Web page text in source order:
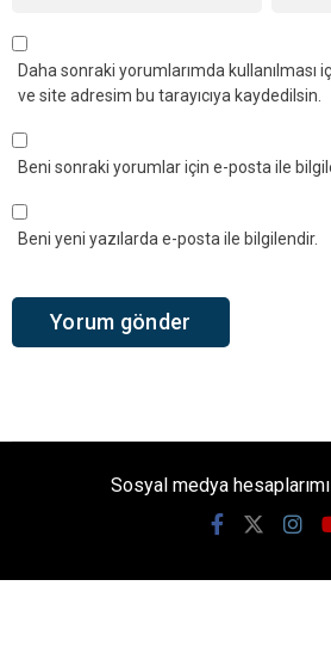
Daha sonraki yorumlarımda kullanılması
ve site adresim bu tarayıcıya kaydedilsin.
Beni sonraki yorumlar için e-posta ile
Beni yeni yazılarda e-posta ile bilgilendir.
Sosyal medya